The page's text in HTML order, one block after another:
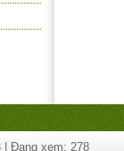
| Đang xem: 278